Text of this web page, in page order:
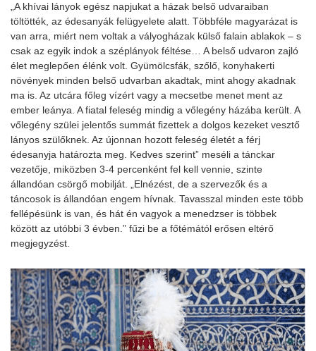
„A khívai lányok egész napjukat a házak belső udvaraiban
töltötték, az édesanyák felügyelete alatt. Többféle magyarázat is
van arra, miért nem voltak a vályogházak külső falain ablakok – s
csak az egyik indok a széplányok féltése… A belső udvaron zajló
élet meglepően élénk volt. Gyümölcsfák, szőlő, konyhakerti
növények minden belső udvarban akadtak, mint ahogy akadnak
ma is. Az utcára főleg vízért vagy a mecsetbe menet ment az
ember leánya. A fiatal feleség mindig a vőlegény házába került. A
vőlegény szülei jelentős summát fizettek a dolgos kezeket vesztő
lányos szülőknek. Az újonnan hozott feleség életét a férj
édesanyja határozta meg. Kedves szerint” meséli a tánckar
vezetője, miközben 3-4 percenként fel kell vennie, szinte
állandóan csörgő mobilját. „Elnézést, de a szervezők és a
táncosok is állandóan engem hívnak. Tavasszal minden este több
fellépésünk is van, és hát én vagyok a menedzser is többek
között az utóbbi 3 évben.” fűzi be a főtémától erősen eltérő
megjegyzést.